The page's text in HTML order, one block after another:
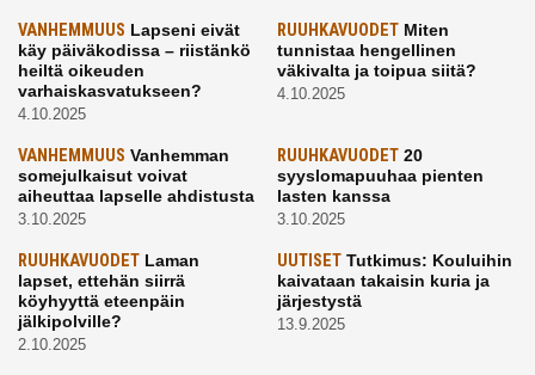
VANHEMMUUS Lapseni eivät
käy päiväkodissa – riistänkö
heiltä oikeuden
varhaiskasvatukseen?
4.10.2025
RUUHKAVUODETMiten
tunnistaa hengellinen
väkivalta ja toipua siitä?
4.10.2025
VANHEMMUUS Vanhemman
somejulkaisut voivat
aiheuttaa lapselle ahdistusta
3.10.2025
RUUHKAVUODET20
syyslomapuuhaa pienten
lasten kanssa
3.10.2025
RUUHKAVUODET Laman
lapset, ettehän siirrä
köyhyyttä eteenpäin
jälkipolville?
2.10.2025
UUTISETTutkimus: Kouluihin
kaivataan takaisin kuria ja
järjestystä
13.9.2025